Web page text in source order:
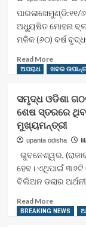
ଅଭିଯୁକ୍ତ
ଗିରଫ
ଅଧ୍ୟୁଷିତ ମୋହନା
ମଳିକ (୬୦) ବର୍ଷ
Read MoreRead
more
ଥାନା
କୁଇହୁରୁ
ଗ୍ରାମ
ରେ
ହତ୍ୟା
୧୦
ଖପୁରି,
ହାଡ଼
ଅପରାଧ ଖବର
ସମୃଦ୍ଧ ଓଡିଶା
ଶେଷ ସ୍ତରରେ
ମୁଖ୍ୟମନ୍ତ୍ରୀ
upanta odisha
ଭୁବନେଶ୍ୱର,
ହେବ। ଏଥିପାଇଁ ୩୬ଟି
ବିଲିଅନ ଡଲାର
Read MoreRead
more
BREAKING NEWS